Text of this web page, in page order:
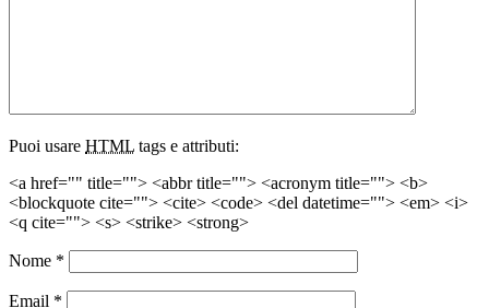
Puoi usare HTML tags e attributi:
<a href="" title=""> <abbr title=""> <acronym title=""> <b>
<blockquote cite=""> <cite> <code> <del datetime=""> <em> <i>
<q cite=""> <s> <strike> <strong>
Nome *
Email *